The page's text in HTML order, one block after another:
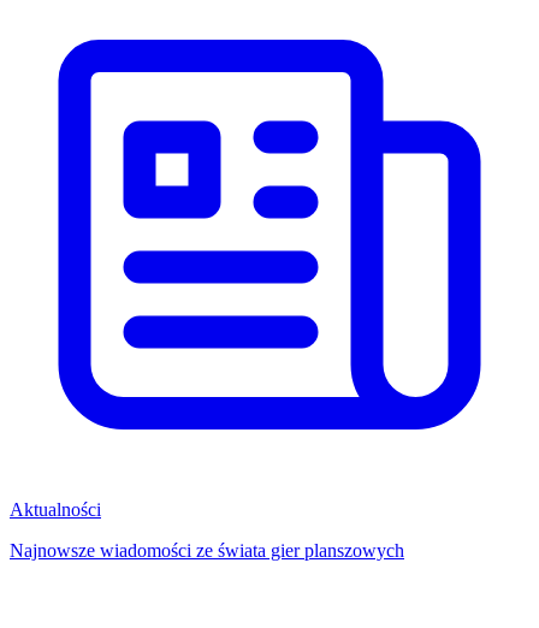
Aktualności
Najnowsze wiadomości ze świata gier planszowych